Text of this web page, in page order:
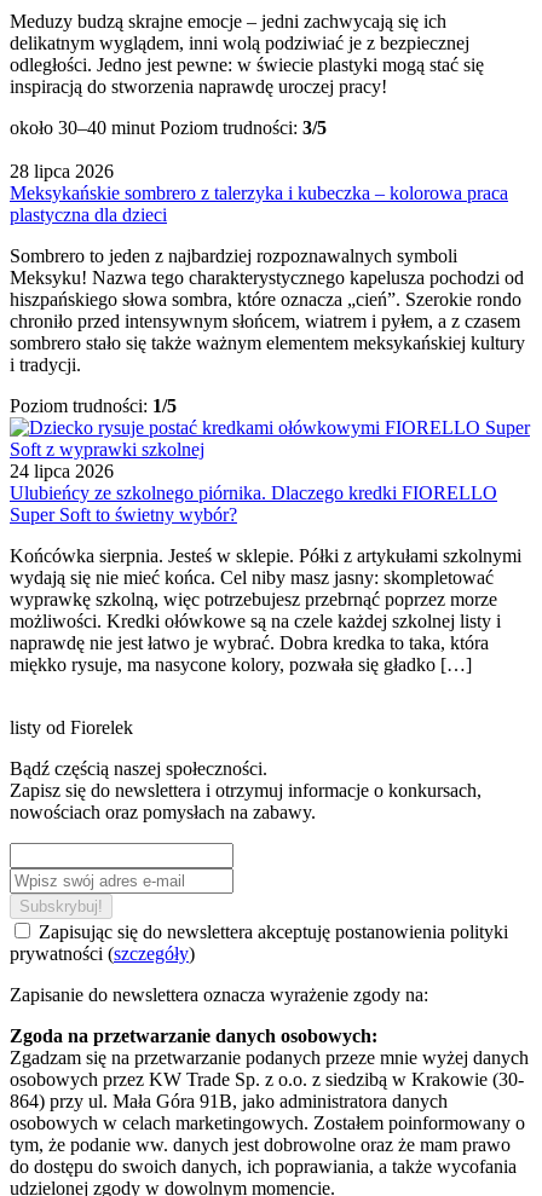
Meduzy budzą skrajne emocje – jedni zachwycają się ich
delikatnym wyglądem, inni wolą podziwiać je z bezpiecznej
odległości. Jedno jest pewne: w świecie plastyki mogą stać się
inspiracją do stworzenia naprawdę uroczej pracy!
około 30–40 minut Poziom trudności: 3/5
28 lipca 2026
Meksykańskie sombrero z talerzyka i kubeczka – kolorowa praca
plastyczna dla dzieci
Sombrero to jeden z najbardziej rozpoznawalnych symboli
Meksyku! Nazwa tego charakterystycznego kapelusza pochodzi od
hiszpańskiego słowa sombra, które oznacza „cień”. Szerokie rondo
chroniło przed intensywnym słońcem, wiatrem i pyłem, a z czasem
sombrero stało się także ważnym elementem meksykańskiej kultury
i tradycji.
Poziom trudności: 1/5
24 lipca 2026
Ulubieńcy ze szkolnego piórnika. Dlaczego kredki FIORELLO
Super Soft to świetny wybór?
Końcówka sierpnia. Jesteś w sklepie. Półki z artykułami szkolnymi
wydają się nie mieć końca. Cel niby masz jasny: skompletować
wyprawkę szkolną, więc potrzebujesz przebrnąć poprzez morze
możliwości. Kredki ołówkowe są na czele każdej szkolnej listy i
naprawdę nie jest łatwo je wybrać. Dobra kredka to taka, która
miękko rysuje, ma nasycone kolory, pozwała się gładko […]
listy od Fiorelek
Bądź częścią naszej społeczności.
Zapisz się do newslettera i otrzymuj informacje o konkursach,
nowościach oraz pomysłach na zabawy.
Zapisując się do newslettera akceptuję postanowienia polityki
prywatności (szczegóły)
Zapisanie do newslettera oznacza wyrażenie zgody na:
Zgoda na przetwarzanie danych osobowych:
Zgadzam się na przetwarzanie podanych przeze mnie wyżej danych
osobowych przez KW Trade Sp. z o.o. z siedzibą w Krakowie (30-
864) przy ul. Mała Góra 91B, jako administratora danych
osobowych w celach marketingowych. Zostałem poinformowany o
tym, że podanie ww. danych jest dobrowolne oraz że mam prawo
do dostępu do swoich danych, ich poprawiania, a także wycofania
udzielonej zgody w dowolnym momencie.